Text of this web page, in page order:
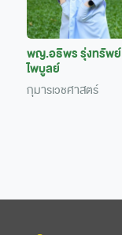
พญ.อธิพร รุ่งทรัพย์
ไพบูลย์
กุมารเวชศาสตร์